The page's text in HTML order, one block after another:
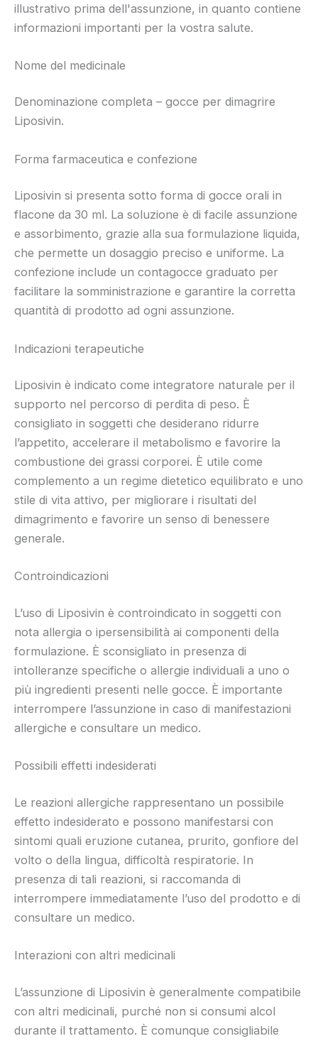
illustrativo prima dell'assunzione, in quanto contiene
informazioni importanti per la vostra salute.
Nome del medicinale
Denominazione completa – gocce per dimagrire
Liposivin.
Forma farmaceutica e confezione
Liposivin si presenta sotto forma di gocce orali in
flacone da 30 ml. La soluzione è di facile assunzione
e assorbimento, grazie alla sua formulazione liquida,
che permette un dosaggio preciso e uniforme. La
confezione include un contagocce graduato per
facilitare la somministrazione e garantire la corretta
quantità di prodotto ad ogni assunzione.
Indicazioni terapeutiche
Liposivin è indicato come integratore naturale per il
supporto nel percorso di perdita di peso. È
consigliato in soggetti che desiderano ridurre
l’appetito, accelerare il metabolismo e favorire la
combustione dei grassi corporei. È utile come
complemento a un regime dietetico equilibrato e uno
stile di vita attivo, per migliorare i risultati del
dimagrimento e favorire un senso di benessere
generale.
Controindicazioni
L’uso di Liposivin è controindicato in soggetti con
nota allergia o ipersensibilità ai componenti della
formulazione. È sconsigliato in presenza di
intolleranze specifiche o allergie individuali a uno o
più ingredienti presenti nelle gocce. È importante
interrompere l’assunzione in caso di manifestazioni
allergiche e consultare un medico.
Possibili effetti indesiderati
Le reazioni allergiche rappresentano un possibile
effetto indesiderato e possono manifestarsi con
sintomi quali eruzione cutanea, prurito, gonfiore del
volto o della lingua, difficoltà respiratorie. In
presenza di tali reazioni, si raccomanda di
interrompere immediatamente l’uso del prodotto e di
consultare un medico.
Interazioni con altri medicinali
L’assunzione di Liposivin è generalmente compatibile
con altri medicinali, purché non si consumi alcol
durante il trattamento. È comunque consigliabile